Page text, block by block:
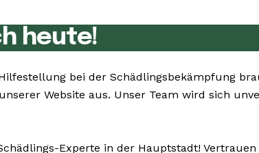
heute!
bei der Schädlingsbekämpfung
Website aus. Unser Team wird sich
Experte in der Hauptstadt!